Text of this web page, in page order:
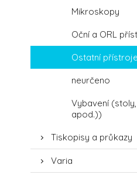
Mikroskopy
Oční a ORL
Ostatní přístroje
neurčeno
Vybavení
apod.))
Tiskopisy a průkazy
Varia